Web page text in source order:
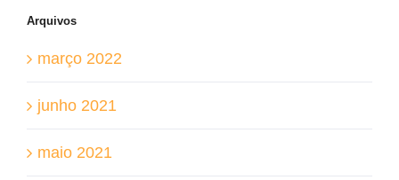
Arquivos
março 2022
junho 2021
maio 2021